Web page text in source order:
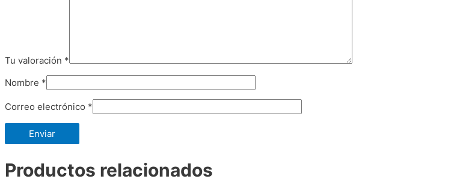
Tu valoración *
Nombre *
Correo electrónico *
Productos relacionados